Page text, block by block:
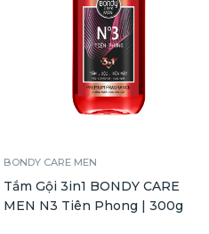
BONDY CARE MEN
Tắm Gội 3in1 BONDY CARE
MEN N3 Tiên Phong | 300g